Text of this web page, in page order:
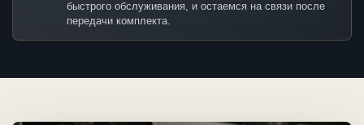
быстрого обслуживания, и остаемся на связи после
передачи комплекта.